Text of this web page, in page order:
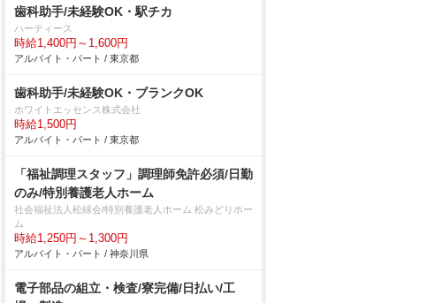
歯科助手/未経験OK・駅チカ
ハーティース
時給1,400円～1,600円
アルバイト・パート / 東京都
歯科助手/未経験OK・ブランクOK
ホワイトエッセンス株式会社
時給1,500円
アルバイト・パート / 東京都
「福祉調理スタッフ」調理師免許必須/日勤
のみ/特別養護老人ホーム
社会福祉法人松緑会/特別養護老人ホーム 松みどりホー
ム
時給1,250円～1,300円
アルバイト・パート / 神奈川県
電子部品の組立・検査/寮完備/日払い/工